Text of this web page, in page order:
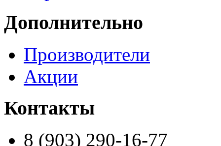
Дополнительно
Производители
Акции
Контакты
8 (903) 290-16-77